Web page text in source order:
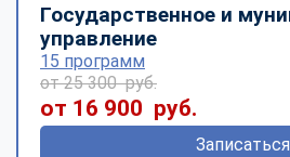
Государственное и
управление
15 программ
от 25 300 руб.
от 16 900 руб.
Записаться